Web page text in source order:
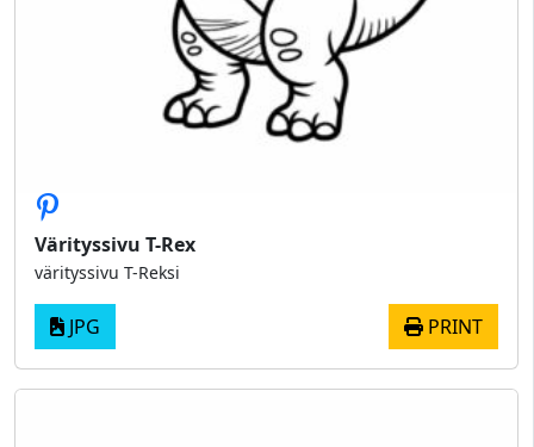
Värityssivu T-Rex
värityssivu T-Reksi
JPG PRINT